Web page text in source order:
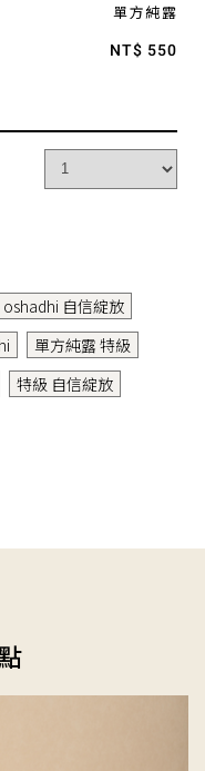
單方純露
NT$ 550
oshadhi 自信綻放
單方純露 特級
特級 自信綻放